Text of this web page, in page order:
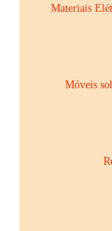
Materiais
Móveis